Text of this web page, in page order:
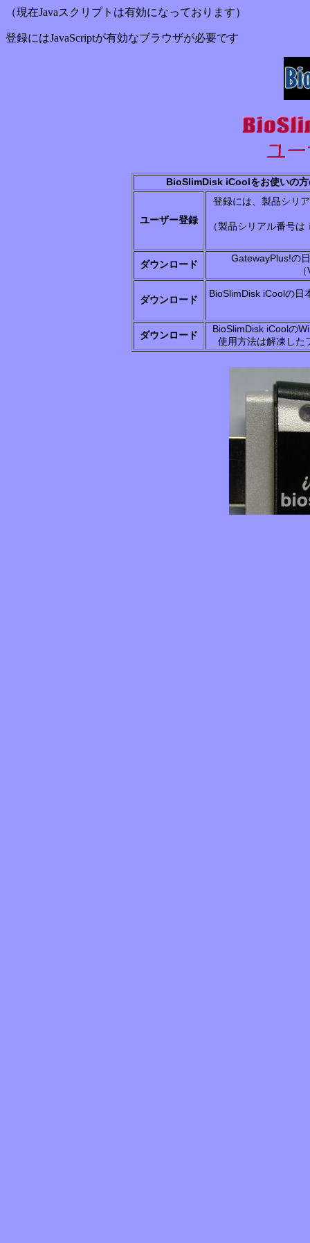
（現在Javaスクリプトは有効になっております）
登録にはJavaScriptが有効なブラウザが必要です
BioSlimDisk iCoolをお使いの方
ユーザー登録
登録には、製品シリ
（製品シリアル番号
ダウンロード
GatewayPlus!の
ダウンロード
BioSlimDisk iCoolの日
ダウンロード
BioSlimDisk iCoolの
使用方法は解凍した